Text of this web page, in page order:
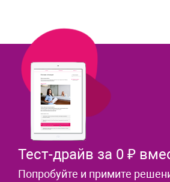
Тест-драйв за 0 ₽
Попробуйте и примите